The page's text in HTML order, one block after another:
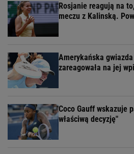
Rosjanie reagują na
meczu z Kalinską.
Amerykańska
zareagowała na jej
Coco Gauff wskazuje
właściwą decyzję"